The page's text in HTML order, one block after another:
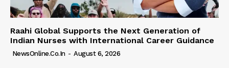
Raahi Global Supports the Next Generation of
Indian Nurses with International Career Guidance
NewsOnline.co.in - August 6, 2026